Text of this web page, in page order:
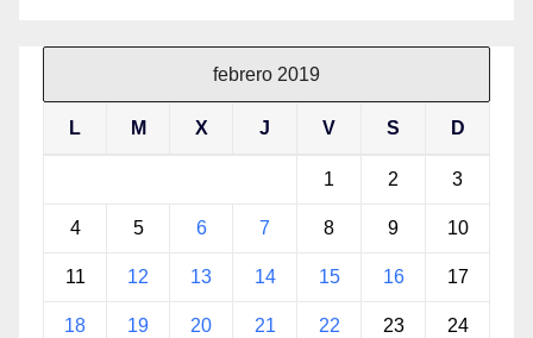
febrero 2019
L M X J V S D
1 2 3
4 5 6 7 8 9 10
11 12 13 14 15 16 17
18 19 20 21 22 23 24